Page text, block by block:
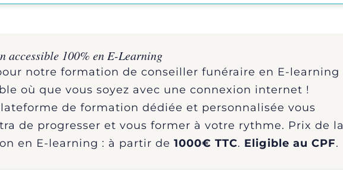
accessible 100% en E-Learning
notre formation de conseiller funéraire en E-learning
où que vous soyez avec une connexion internet !
de formation dédiée et personnalisée vous
de progresser et vous former à votre rythme. Prix de la
en E-learning : à partir de 1000€ TTC. Eligible au CPF.